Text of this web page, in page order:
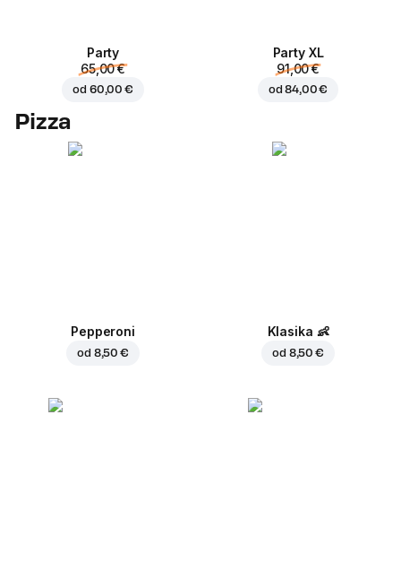
Party
65,00 €
od 60,00 €
Party XL
91,00 €
od84,00 €
Pizza
Pepperoni
od 8,50 €
Klasika 👶
od 8,50 €